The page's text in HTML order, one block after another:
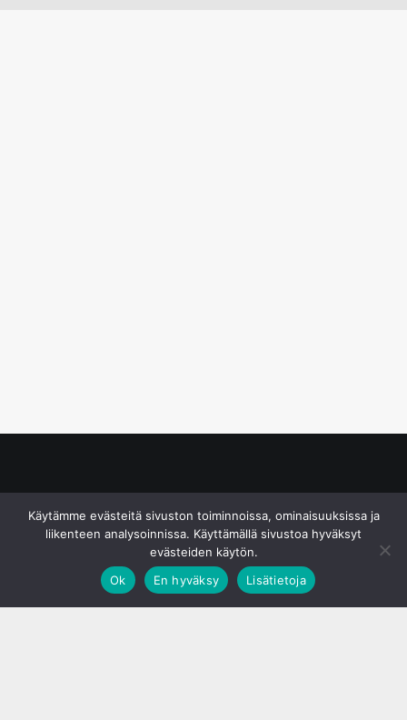
Käytämme evästeitä sivuston toiminnoissa, ominaisuuksissa ja
liikenteen analysoinnissa. Käyttämällä sivustoa hyväksyt
evästeiden käytön.
Ok
En hyväksy Lisätietoja